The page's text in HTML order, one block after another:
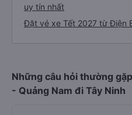
uy tín nhất
Đặt vé xe Tết 2027 từ Điện
Những câu hỏi thường
- Quảng Nam đi Tây Ninh